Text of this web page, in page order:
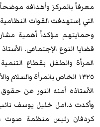
معرفاً بالمركز وأهدافه
التي إستهدفت القوات
وحمايتهم مؤكداً أهمية
قضايا النوع الإجتماعى.
المرأة والطفل بقطاع التنمية
١٣٢٥ الخاص بالمرأة
الأستاذه أمنه النور عن حقوق
وأكدت د.امل خليل يوسف